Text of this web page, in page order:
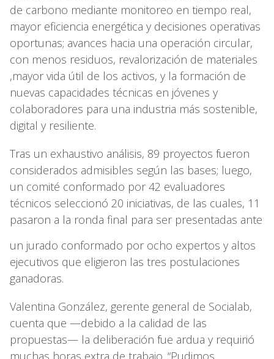
de carbono mediante monitoreo en tiempo real,
mayor eficiencia energética y decisiones operativas
oportunas; avances hacia una operación circular,
con menos residuos, revalorización de materiales
,mayor vida útil de los activos, y la formación de
nuevas capacidades técnicas en jóvenes y
colaboradores para una industria más sostenible,
digital y resiliente.
Tras un exhaustivo análisis, 89 proyectos fueron
considerados admisibles según las bases; luego,
un comité conformado por 42 evaluadores
técnicos seleccionó 20 iniciativas, de las cuales, 11
pasaron a la ronda final para ser presentadas ante
un jurado conformado por ocho expertos y altos
ejecutivos que eligieron las tres postulaciones
ganadoras.
Valentina González, gerente general de Socialab,
cuenta que —debido a la calidad de las
propuestas— la deliberación fue ardua y requirió
muchas horas extra de trabajo. “Pudimos